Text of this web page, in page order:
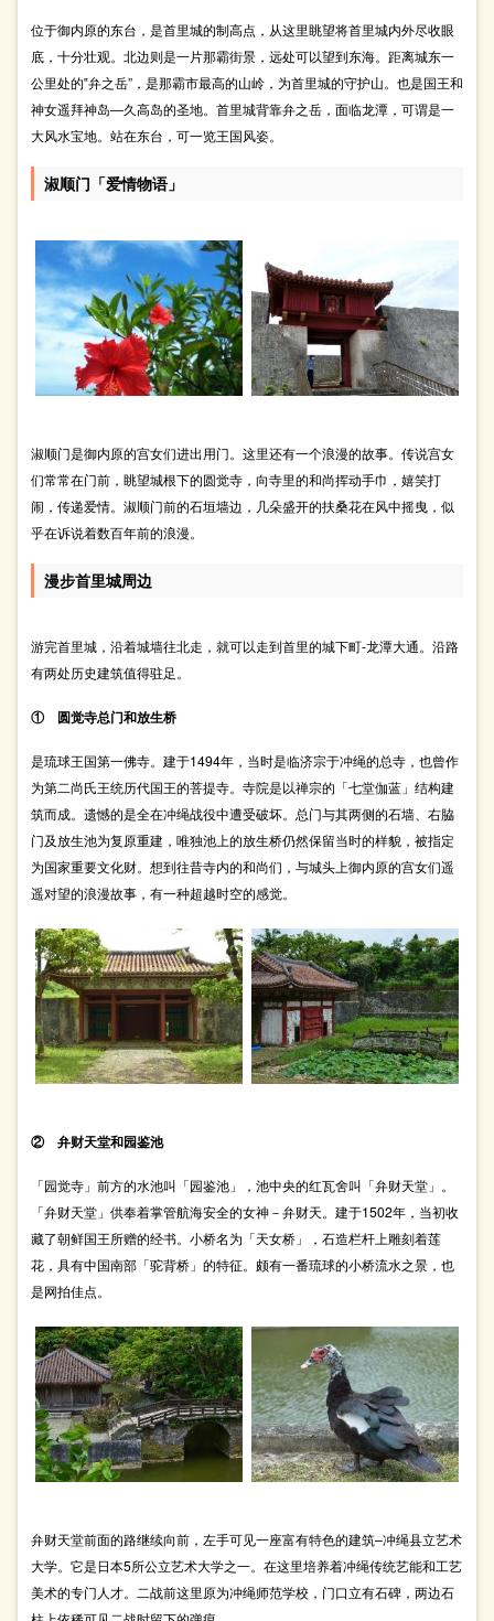
位于御内原的东台，是首里城的制高点，从这里眺望将首里城内外尽收眼
底，十分壮观。北边则是一片那霸街景，远处可以望到东海。距离城东一
公里处的‟弁之岳”，是那霸市最高的山岭，为首里城的守护山。也是国王和
神女遥拜神岛―久高岛的圣地。首里城背靠弁之岳，面临龙潭，可谓是一
大风水宝地。站在东台，可一览王国风姿。
淑顺门「爱情物语」
淑顺门是御内原的宫女们进出用门。这里还有一个浪漫的故事。传说宫女
们常常在门前，眺望城根下的圆觉寺，向寺里的和尚挥动手巾，嬉笑打
闹，传递爱情。淑顺门前的石垣墙边，几朵盛开的扶桑花在风中摇曳，似
乎在诉说着数百年前的浪漫。
漫步首里城周边
游完首里城，沿着城墙往北走，就可以走到首里的城下町-龙潭大通。沿路
有两处历史建筑值得驻足。
① 圆觉寺总门和放生桥
是琉球王国第一佛寺。建于1494年，当时是临济宗于冲绳的总寺，也曾作
为第二尚氏王统历代国王的菩提寺。寺院是以禅宗的「七堂伽蓝」结构建
筑而成。遗憾的是全在冲绳战役中遭受破坏。总门与其两侧的石墙、右脇
门及放生池为复原重建，唯独池上的放生桥仍然保留当时的样貌，被指定
为国家重要文化财。想到往昔寺内的和尚们，与城头上御内原的宫女们遥
遥对望的浪漫故事，有一种超越时空的感觉。
② 弁财天堂和园鉴池
「园觉寺」前方的水池叫「园鉴池」，池中央的红瓦舍叫「弁财天堂」。
「弁财天堂」供奉着掌管航海安全的女神－弁财天。建于1502年，当初收
藏了朝鲜国王所赠的经书。小桥名为「天女桥」，石造栏杆上雕刻着莲
花，具有中国南部「驼背桥」的特征。颇有一番琉球的小桥流水之景，也
是网拍佳点。
弁财天堂前面的路继续向前，左手可见一座富有特色的建筑–冲绳县立艺术
大学。它是日本5所公立艺术大学之一。在这里培养着冲绳传统艺能和工艺
美术的专门人才。二战前这里原为冲绳师范学校，门口立有石碑，两边石